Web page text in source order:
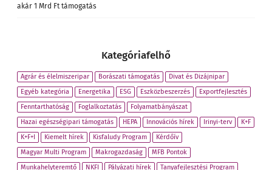
akár 1 Mrd Ft támogatás
Kategóriafelhő
Agrár és élelmiszeripar Borászati támogatás
Divat és Dizájnipar
Egyéb kategória
Energetika ESG Eszközbeszerzés
Exportfejlesztés
Fenntarthatóság
Foglalkoztatás
Folyamatbányászat
Hazai egészségipari támogatás
HEPA Innovációs hírek Irinyi-terv
K+F
K+F+I
Kiemelt hírek Kisfaludy Program
Kérdőív
Magyar Multi Program
Makrogazdaság
MFB Pontok
Munkahelyteremtő
NKFI Pályázati hírek
Tanyafejlesztési Program